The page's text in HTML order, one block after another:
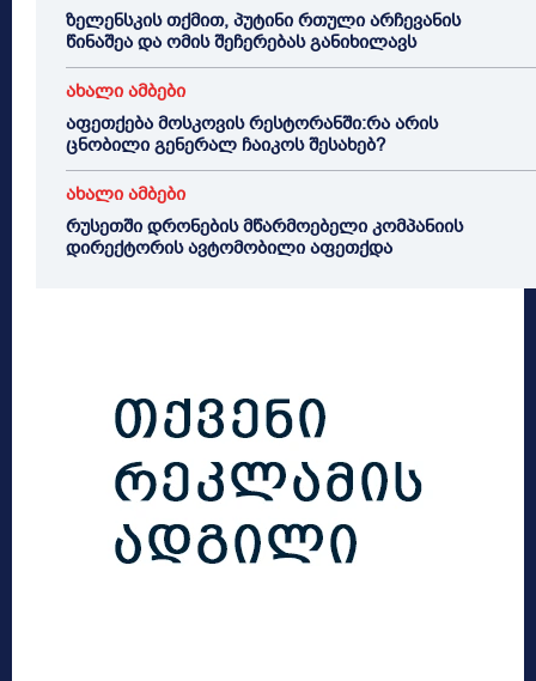
ზელენსკის თქმით, პუტინი რთული არჩევანის
წინაშეა და ომის შეჩერებას განიხილავს
ახალი ამბები
აფეთქება მოსკოვის რესტორანში:რა არის
ცნობილი გენერალ ჩაიკოს შესახებ?
ახალი ამბები
რუსეთში დრონების მწარმოებელი კომპანიის
დირექტორის ავტომობილი აფეთქდა